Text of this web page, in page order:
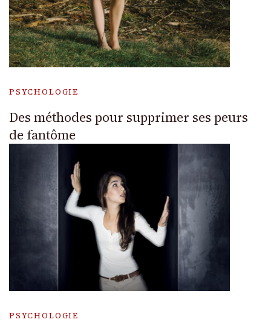
PSYCHOLOGIE
Des méthodes pour supprimer ses peurs
de fantôme
PSYCHOLOGIE